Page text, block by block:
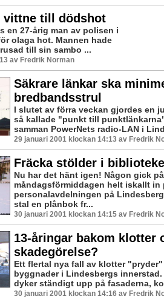
vittne till dödshot
en 27-årig man av polisen i
olaga hot. Mannen hade
till sin sambo ...
av Fredrik Norman
Säkrare länkar ska
bredbandsstrul
I slutet av förra veckan gjordes en
så kallade "punkt till
samman PowerNets radio-LAN i
29 januari 2001 klockan 14:13 av Fredrik
Fräcka stölder i
Nu har det hänt igen! Någon gick på
måndagsförmiddagen helt iskallt in
personalavdelningen på
stal en plånbok fr...
30 januari 2001 klockan 14:15 av Fredrik
13-åringar bakom klotter
skadegörelse?
Ett flertal nya fall av klotter
byggnader i Lindesbergs
dyker ständigt upp på fasaderna,
30 januari 2001 klockan 14:16 av Fredrik